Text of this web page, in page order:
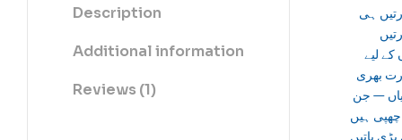
Description
Additional information
Reviews (1)
ہی
کے لیے
بھری
— جن
ہیں